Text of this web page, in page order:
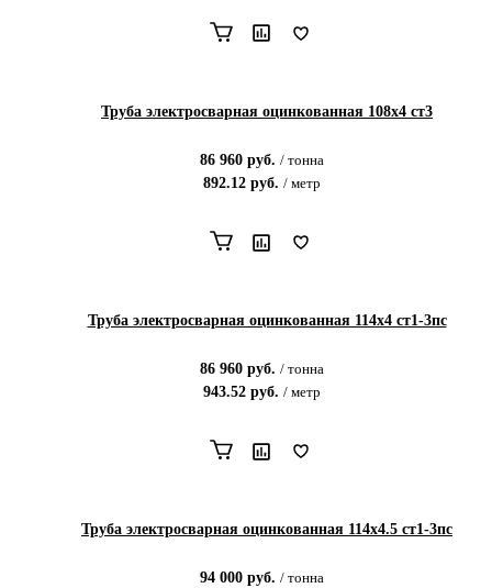
Труба электросварная оцинкованная 108х4 ст3
86 960руб. / тонна
892.12руб. / метр
Труба электросварная оцинкованная 114х4 ст1-3пс
86 960руб. / тонна
943.52руб. / метр
Труба электросварная оцинкованная 114х4.5 ст1-3пс
94 000руб. / тонна